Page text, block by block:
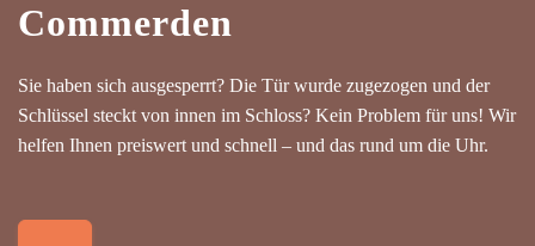
Commerden
Sie haben sich ausgesperrt? Die Tür wurde zugezogen und der
Schlüssel steckt von innen im Schloss? Kein Problem für uns! Wir
helfen Ihnen preiswert und schnell – und das rund um die Uhr.